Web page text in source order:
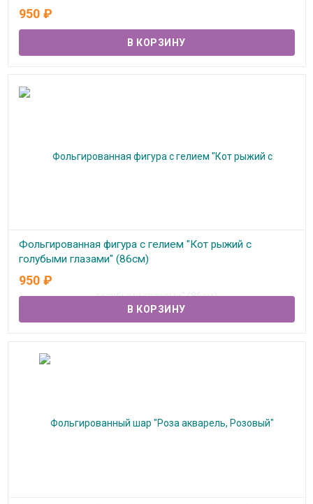
950 ₽
Фольгированная фигура с гелием "Кот рыжий с
голубыми глазами" (86см)
В наличии
950 ₽